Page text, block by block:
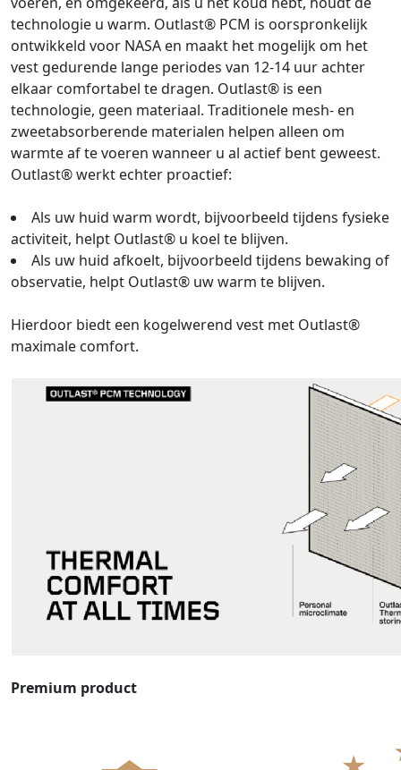
technologie u warm. Outlast® PCM is oorspronkelijk
ontwikkeld voor NASA en maakt het mogelijk om het
vest gedurende lange periodes van 12-14 uur achter
elkaar comfortabel te dragen. Outlast® is een
technologie, geen materiaal. Traditionele mesh- en
zweetabsorberende materialen helpen alleen om
warmte af te voeren wanneer u al actief bent geweest.
Outlast® werkt echter proactief:
Als uw huid warm wordt, bijvoorbeeld tijdens fysieke
activiteit, helpt Outlast® u koel te blijven.
Als uw huid afkoelt, bijvoorbeeld tijdens bewaking of
observatie, helpt Outlast® uw warm te blijven.
Hierdoor biedt een kogelwerend vest met Outlast®
maximale comfort.
Premium product